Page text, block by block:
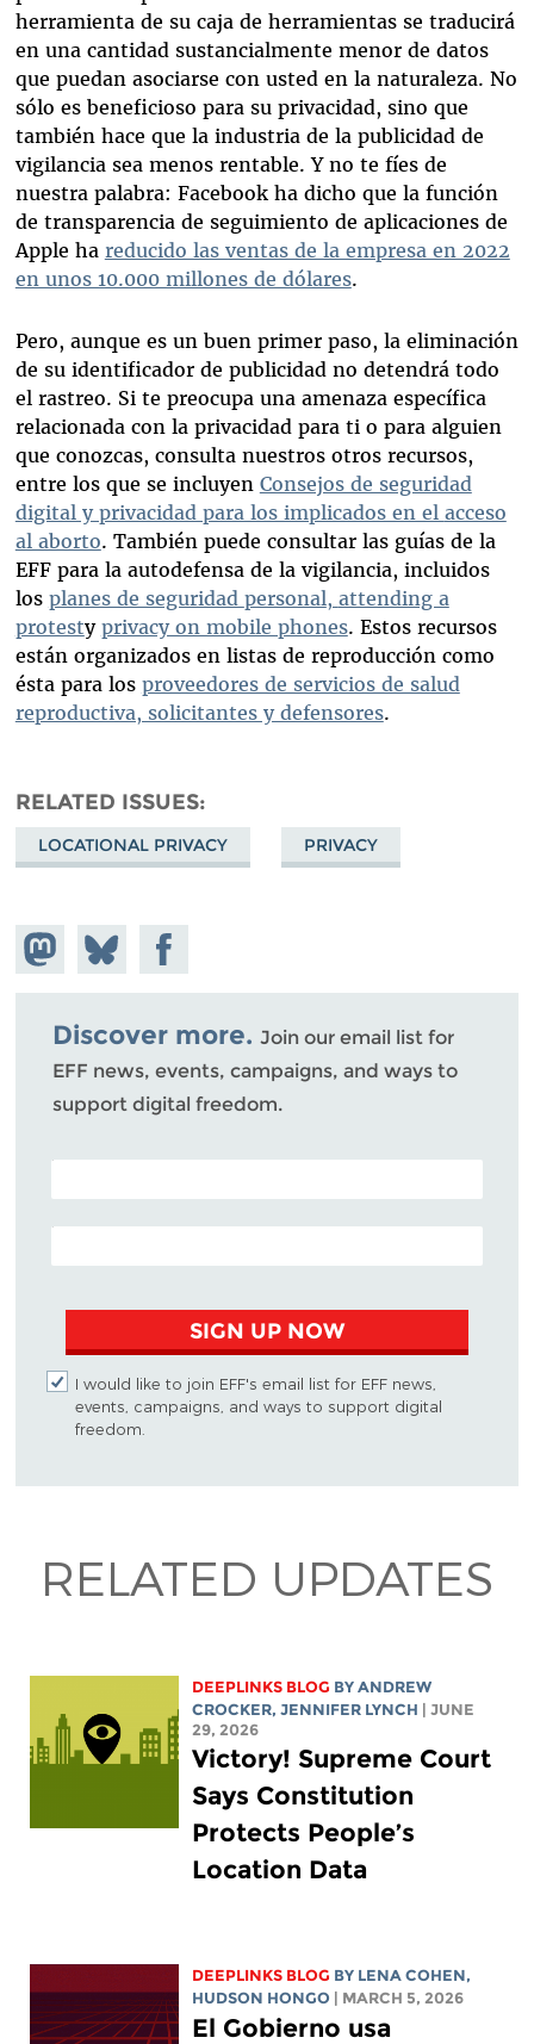
herramienta de su caja de herramientas se traducirá
en una cantidad sustancialmente menor de datos
que puedan asociarse con usted en la naturaleza. No
sólo es beneficioso para su privacidad, sino que
también hace que la industria de la publicidad de
vigilancia sea menos rentable. Y no te fíes de
nuestra palabra: Facebook ha dicho que la función
de transparencia de seguimiento de aplicaciones de
Apple ha reducido las ventas de la empresa en 2022
en unos 10.000 millones de dólares.
Pero, aunque es un buen primer paso, la eliminación
de su identificador de publicidad no detendrá todo
el rastreo. Si te preocupa una amenaza específica
relacionada con la privacidad para ti o para alguien
que conozcas, consulta nuestros otros recursos,
entre los que se incluyen Consejos de seguridad
digital y privacidad para los implicados en el acceso
al aborto. También puede consultar las guías de la
EFF para la autodefensa de la vigilancia, incluidos
los planes de seguridad personal, attending a
protesty privacy on mobile phones. Estos recursos
están organizados en listas de reproducción como
ésta para los proveedores de servicios de salud
reproductiva, solicitantes y defensores.
RELATED ISSUES
LOCATIONAL PRIVACY PRIVACY
Share on
Mastodon
Share
on
Bluesky
Share on
Facebook
Discover more. Join our email list for
EFF news, events, campaigns, and ways to
support digital freedom.
POSTAL CODE (OPTIONAL)
EMAIL ADDRESS
SIGN UP NOW
I would like to join EFF's email list for EFF news,
events, campaigns, and ways to support digital
freedom.
RELATED UPDATES
DEEPLINKS BLOG BYANDREW
CROCKER,JENNIFER LYNCH
| JUNE
29, 2026
Victory! Supreme Court
Says Constitution
Protects People’s
Location Data
DEEPLINKS BLOG BY LENA COHEN,
HUDSON HONGO
| MARCH 5, 2026
El Gobierno usa